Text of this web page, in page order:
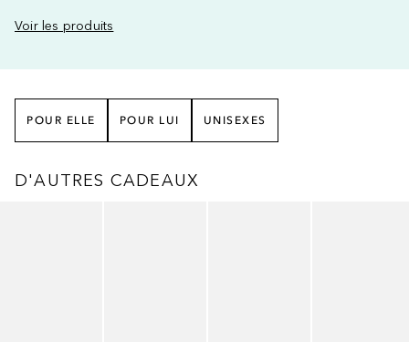
Voir les produits
POUR ELLE POUR LUI UNISEXES
D'AUTRES CADEAUX